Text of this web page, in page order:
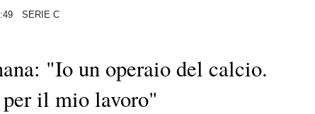
SERIE C
"Io un operaio del calcio.
il mio lavoro"